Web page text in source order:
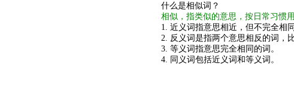
什么是相似词？
相似，指类似的意思，按日常习惯
1. 近义词指意思相近，但不完全相
2. 反义词是指两个意思相反的词，比
3. 等义词指意思完全相同的词。
4. 同义词包括近义词和等义词。